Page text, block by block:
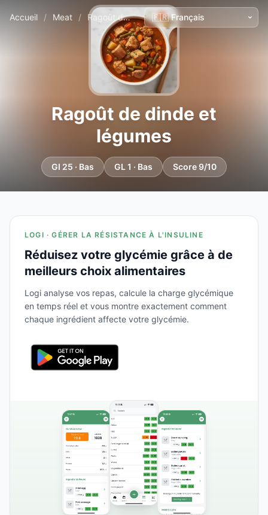
Accueil / Meat / Ragoût de dinde et légumes
Ragoût de dinde et
légumes
GI 25 · Bas GL 1 · Bas Score 9/10
LOGI · GÉRER LA RÉSISTANCE À L'INSULINE
Réduisez votre glycémie grâce à de
meilleurs choix alimentaires
Logi analyse vos repas, calcule la charge glycémique
en temps réel et vous montre exactement comment
chaque ingrédient affecte votre glycémie.